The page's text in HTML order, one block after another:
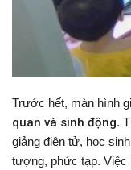
Trước hết, màn hình
quan và sinh động.
giảng điện tử, học
tượng, phức tạp. Việc